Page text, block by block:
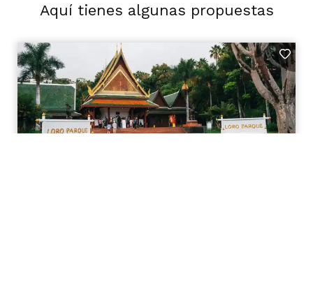
Aquí tienes algunas propuestas